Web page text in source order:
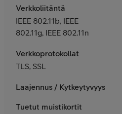
Verkkoliitäntä
IEEE 802.11b, IEEE
802.11g, IEEE 802.11n
Verkkoprotokollat
TLS, SSL
Laajennus / Kytkeytyvyys
Tuetut muistikortit